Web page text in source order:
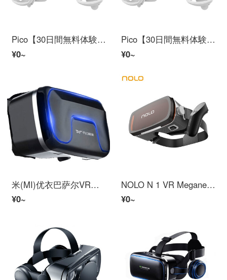
Pico【30日間無料体験无忧返品】Neo 3 128 Gパイオニア版驍龙XR 2 Steam VRマシンVR VRメガネ
¥0~
Pico【30日間無料体験无忧返品】Neo 3 256 Gパイオニア版骁龙XR 2瞳距离调节畅玩Steam VRマシーン
¥0~
米(MI)优衣巴萨尔VRメガネマシンゲ看电影智能手机翻译4 D赫德曼特手机翻唱的巴查尔现实3 d电影4 K体性感觉机ar赫尔梅特(VRメガネ-リモコン)-(HD目的保护电影版)
¥0~
NOLO N 1 VR Megane+C 1 Handle VR智能手机Megane盒子vr MeganeBar查尔现实3 D赫尔梅特支持大画面智能手机
¥0~